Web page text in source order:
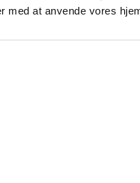
at anvende vores